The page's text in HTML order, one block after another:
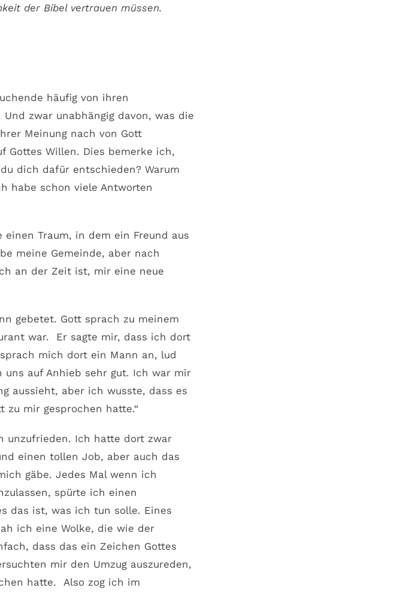
der Bibel vertrauen müssen.
häufig von ihren
zwar unabhängig davon, was die
Meinung nach von Gott
Gottes Willen. Dies bemerke ich,
dich dafür entschieden? Warum
habe schon viele Antworten
Traum, in dem ein Freund aus
meine Gemeinde, aber nach
an der Zeit ist, mir eine neue
gebetet. Gott sprach zu meinem
war. Er sagte mir, dass ich dort
mich dort ein Mann an, lud
auf Anhieb sehr gut. Ich war mir
aussieht, aber ich wusste, dass es
zu mir gesprochen hatte.“
unzufrieden. Ich hatte dort zwar
einen tollen Job, aber auch das
gäbe. Jedes Mal wenn ich
spürte ich einen
das ist, was ich tun solle. Eines
ich eine Wolke, die wie der
dass das ein Zeichen Gottes
mir den Umzug auszureden,
hatte. Also zog ich im